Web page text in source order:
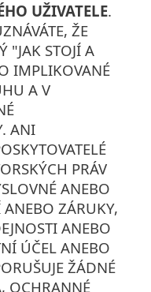
UŽIVATELE.
ŽE
"JAK STOJÍ A
IMPLIKOVANÉ
A V
ANI
PRÁV
ANEBO
ZÁRUKY,
ANEBO
ÚČEL ANEBO
ŽÁDNÉ
OCHRANNÉ